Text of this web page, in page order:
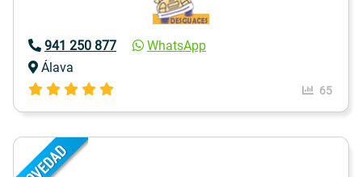
941 250 877
WhatsApp
Álava
65